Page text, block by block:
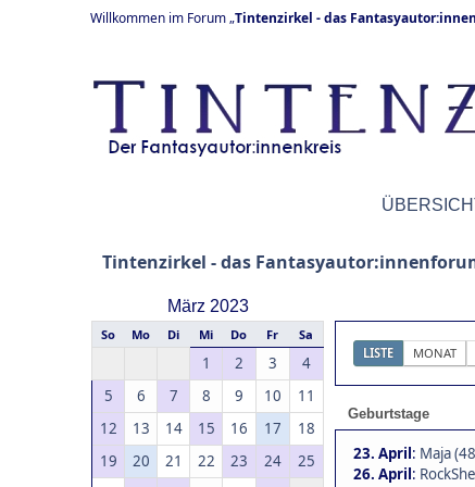
Willkommen im Forum „Tintenzirkel - das
Tintenzirkel - das
März 2023
So Mo Di Mi Do Fr Sa
1 2 3
4
5
6 7 8 9 10
11
12
13 14 15 16 17
18
19
20 21 22 23 24
25
LISTE MONAT
Geburtstage
23. April: Maja
26. April: